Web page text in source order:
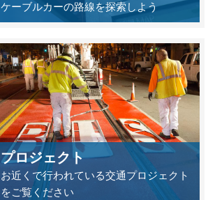
ケーブルカーの路線を探索しよう
プロジェクト
お近くで行われている交通プロジェクト
をご覧ください